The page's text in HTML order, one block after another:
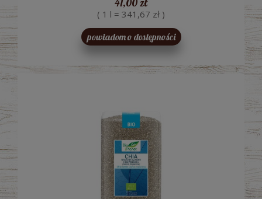
( 1 l = 341,67 zł )
powiadom o dostępności